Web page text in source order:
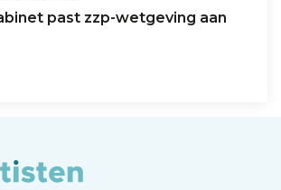
past zzp-wetgeving aan